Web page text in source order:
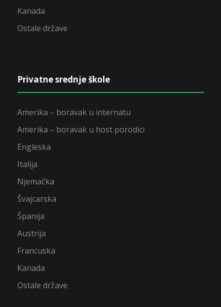
Kanada
Ostale države
Privatne srednje škole
Amerika – boravak u internatu
Amerika – boravak u host porodici
Engleska
Italija
Njemačka
Švajcarska
Španija
Austrija
Francuska
Kanada
Ostale države